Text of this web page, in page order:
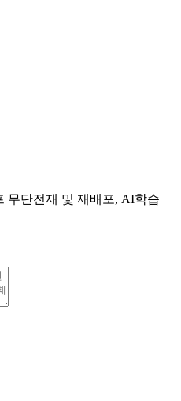
단전재 및 재배포, AI학습